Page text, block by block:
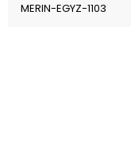
MERIN-EGYZ-1103